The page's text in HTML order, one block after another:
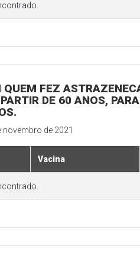
QUEM FEZ
DE 60 ANOS,
novembro de 2021
Vacina